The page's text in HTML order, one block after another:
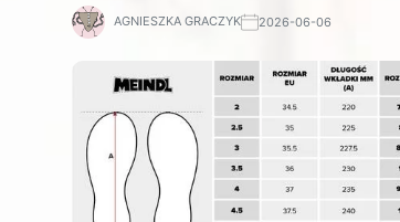
AGNIESZKA GRACZYK 2026-06-06